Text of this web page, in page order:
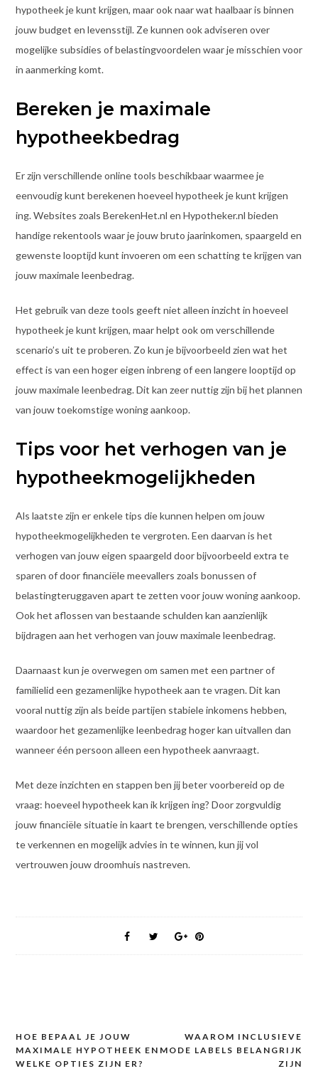
hypotheek je kunt krijgen, maar ook naar wat haalbaar is binnen
jouw budget en levensstijl. Ze kunnen ook adviseren over
mogelijke subsidies of belastingvoordelen waar je misschien voor
in aanmerking komt.
Bereken je maximale
hypotheekbedrag
Er zijn verschillende online tools beschikbaar waarmee je
eenvoudig kunt berekenen hoeveel hypotheek je kunt krijgen
ing. Websites zoals BerekenHet.nl en Hypotheker.nl bieden
handige rekentools waar je jouw bruto jaarinkomen, spaargeld en
gewenste looptijd kunt invoeren om een schatting te krijgen van
jouw maximale leenbedrag.
Het gebruik van deze tools geeft niet alleen inzicht in hoeveel
hypotheek je kunt krijgen, maar helpt ook om verschillende
scenario’s uit te proberen. Zo kun je bijvoorbeeld zien wat het
effect is van een hoger eigen inbreng of een langere looptijd op
jouw maximale leenbedrag. Dit kan zeer nuttig zijn bij het plannen
van jouw toekomstige woning aankoop.
Tips voor het verhogen van je
hypotheekmogelijkheden
Als laatste zijn er enkele tips die kunnen helpen om jouw
hypotheekmogelijkheden te vergroten. Een daarvan is het
verhogen van jouw eigen spaargeld door bijvoorbeeld extra te
sparen of door financiële meevallers zoals bonussen of
belastingteruggaven apart te zetten voor jouw woning aankoop.
Ook het aflossen van bestaande schulden kan aanzienlijk
bijdragen aan het verhogen van jouw maximale leenbedrag.
Daarnaast kun je overwegen om samen met een partner of
familielid een gezamenlijke hypotheek aan te vragen. Dit kan
vooral nuttig zijn als beide partijen stabiele inkomens hebben,
waardoor het gezamenlijke leenbedrag hoger kan uitvallen dan
wanneer één persoon alleen een hypotheek aanvraagt.
Met deze inzichten en stappen ben jij beter voorbereid op de
vraag: hoeveel hypotheek kan ik krijgen ing? Door zorgvuldig
jouw financiële situatie in kaart te brengen, verschillende opties
te verkennen en mogelijk advies in te winnen, kun jij vol
vertrouwen jouw droomhuis nastreven.
Post
navigation
HOE BEPAAL JE JOUW
MAXIMALE HYPOTHEEK EN
WELKE OPTIES ZIJN ER?
WAAROM INCLUSIEVE
MODE LABELS BELANGRIJK
ZIJN